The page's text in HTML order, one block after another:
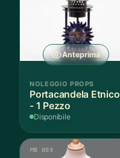
Anteprima
NOLEGGIO PROPS
Portacandela Etnico
- 1 Pezzo
Disponibile
MB 009